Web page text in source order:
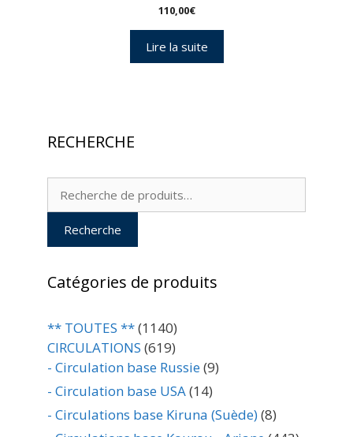
110,00€
Lire la suite
RECHERCHE
Recherche
Recherche
Catégories de produits
** TOUTES **(1140)
CIRCULATIONS (619)
- Circulation base Russie(9)
- Circulation base USA(14)
- Circulations base Kiruna (Suède)(8)